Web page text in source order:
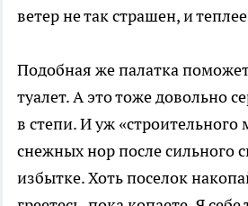
ветер не так страшен, и
Подобная же палатка
туалет. А это тоже довольно
в степи. И уж «строительного
снежных нор после сильного
избытке. Хоть поселок